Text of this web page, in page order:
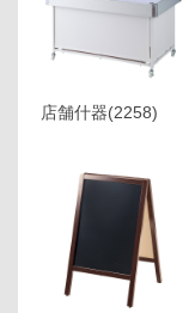
店舗什器(2258)